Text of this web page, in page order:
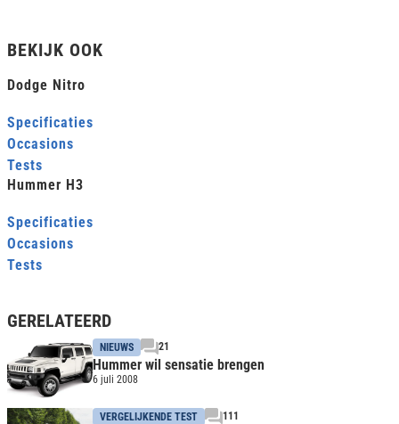
BEKIJK OOK
Dodge Nitro
Specificaties
Occasions
Tests
Hummer H3
Specificaties
Occasions
Tests
GERELATEERD
NIEUWS 21
Hummer wil sensatie brengen
6 juli 2008
VERGELIJKENDE TEST 111